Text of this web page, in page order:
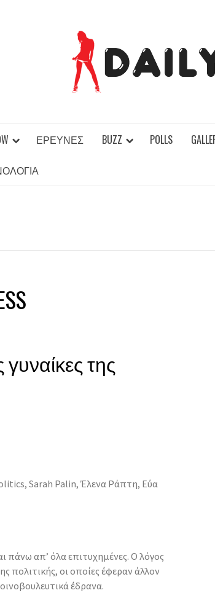
ΈΡΕΥΝΕΣ BUZZ POLLS
της
Sarah Palin, Έλενα Ράπτη, Εύα
πάνω απ’ όλα επιτυχημένες. Ο λόγος
πολιτικής, οι οποίες έφεραν άλλον
έδρανα.